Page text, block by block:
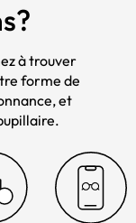
à trouver
forme de
et